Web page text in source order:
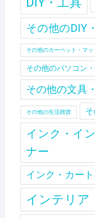
その他のDIY
その他のカーペット・マッ
その他のパソコン
その他の文具
その他の生活雑貨
インク・イ
ナー
インク・カー
インテリア